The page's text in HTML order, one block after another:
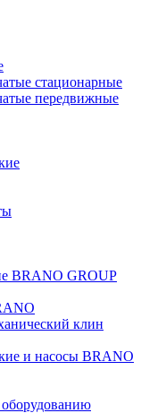
стационарные
передвижные
BRANO GROUP
клин
и насосы BRANO